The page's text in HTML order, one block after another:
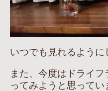
いつでも見れるように
また、今度はドライ
ってみようと思ってい